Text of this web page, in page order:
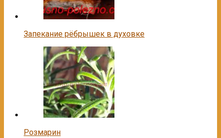
Запекание рёбрышек в духовке
Розмарин